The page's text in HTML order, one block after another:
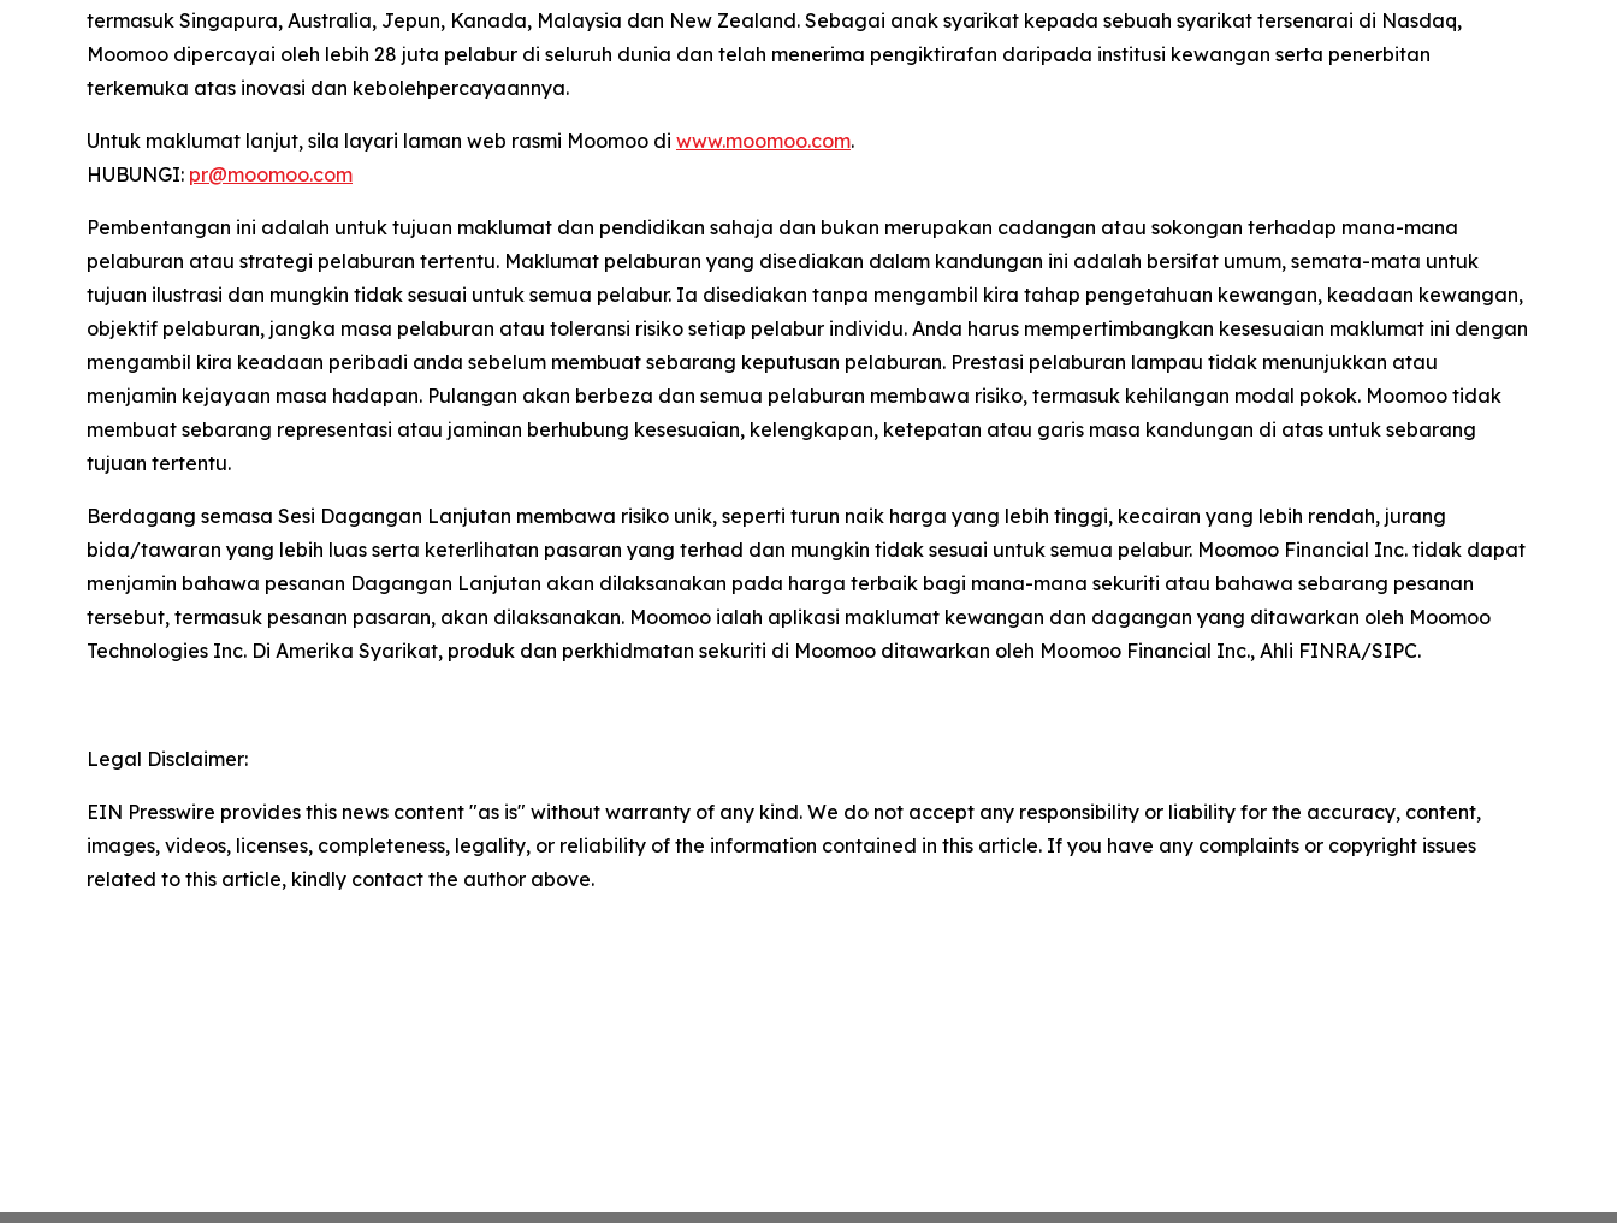
termasuk Singapura, Australia, Jepun, Kanada, Malaysia dan New Zealand. Sebagai anak syarikat kepada sebuah syarikat tersenarai di Nasdaq,
Moomoo dipercayai oleh lebih 28 juta pelabur di seluruh dunia dan telah menerima pengiktirafan daripada institusi kewangan serta penerbitan
terkemuka atas inovasi dan kebolehpercayaannya.
Untuk maklumat lanjut, sila layari laman web rasmi Moomoo di www.moomoo.com.
HUBUNGI: pr@moomoo.com
Pembentangan ini adalah untuk tujuan maklumat dan pendidikan sahaja dan bukan merupakan cadangan atau sokongan terhadap mana-mana
pelaburan atau strategi pelaburan tertentu. Maklumat pelaburan yang disediakan dalam kandungan ini adalah bersifat umum, semata-mata untuk
tujuan ilustrasi dan mungkin tidak sesuai untuk semua pelabur. Ia disediakan tanpa mengambil kira tahap pengetahuan kewangan, keadaan kewangan,
objektif pelaburan, jangka masa pelaburan atau toleransi risiko setiap pelabur individu. Anda harus mempertimbangkan kesesuaian maklumat ini dengan
mengambil kira keadaan peribadi anda sebelum membuat sebarang keputusan pelaburan. Prestasi pelaburan lampau tidak menunjukkan atau
menjamin kejayaan masa hadapan. Pulangan akan berbeza dan semua pelaburan membawa risiko, termasuk kehilangan modal pokok. Moomoo tidak
membuat sebarang representasi atau jaminan berhubung kesesuaian, kelengkapan, ketepatan atau garis masa kandungan di atas untuk sebarang
tujuan tertentu.
Berdagang semasa Sesi Dagangan Lanjutan membawa risiko unik, seperti turun naik harga yang lebih tinggi, kecairan yang lebih rendah, jurang
bida/tawaran yang lebih luas serta keterlihatan pasaran yang terhad dan mungkin tidak sesuai untuk semua pelabur. Moomoo Financial Inc. tidak dapat
menjamin bahawa pesanan Dagangan Lanjutan akan dilaksanakan pada harga terbaik bagi mana-mana sekuriti atau bahawa sebarang pesanan
tersebut, termasuk pesanan pasaran, akan dilaksanakan. Moomoo ialah aplikasi maklumat kewangan dan dagangan yang ditawarkan oleh Moomoo
Technologies Inc. Di Amerika Syarikat, produk dan perkhidmatan sekuriti di Moomoo ditawarkan oleh Moomoo Financial Inc., Ahli FINRA/SIPC.
Legal Disclaimer:
EIN Presswire provides this news content "as is" without warranty of any kind. We do not accept any responsibility or liability for the accuracy, content,
images, videos, licenses, completeness, legality, or reliability of the information contained in this article. If you have any complaints or copyright issues
related to this article, kindly contact the author above.